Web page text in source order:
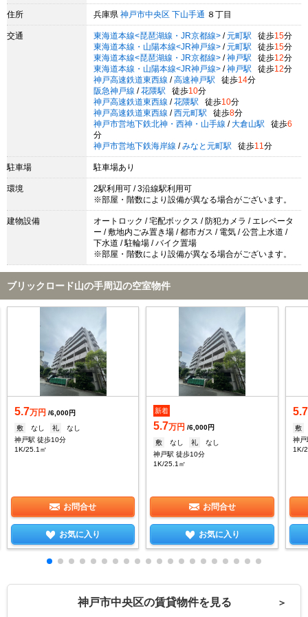
住所 兵庫県 神戸市中央区 下山手通 ８丁目
交通 東海道本線<琵琶湖線・JR京都線> / 元町駅 徒歩15分
東海道本線・山陽本線<JR神戸線> / 元町駅 徒歩15分
東海道本線<琵琶湖線・JR京都線> / 神戸駅 徒歩12分
東海道本線・山陽本線<JR神戸線> / 神戸駅 徒歩12分
神戸高速鉄道東西線 / 高速神戸駅 徒歩14分
阪急神戸線 / 花隈駅 徒歩10分
神戸高速鉄道東西線 / 花隈駅 徒歩10分
神戸高速鉄道東西線 / 西元町駅 徒歩8分
神戸市営地下鉄北神・西神・山手線 / 大倉山駅 徒歩6
分
神戸市営地下鉄海岸線 / みなと元町駅 徒歩11 分
駐車場 駐車場あり
環境
2駅利用可 / 3沿線駅利用可
※部屋・階数により設備が異なる場合がございます。
建物設備
オートロック / 宅配ボックス / 防犯カメラ / エレベータ
ー / 敷地内ごみ置き場 / 都市ガス / 電気 / 公営上水道 /
下水道 / 駐輪場 / バイク置場
※部屋・階数により設備が異なる場合がございます。
ブリックロード山の手周辺の空室物件
5.7万円 /6,000円
敷
なし 礼
なし
神戸駅 徒歩10分
1K/25.1㎡
お問合せ
お気に入り
新着
5.7万円 /6,000円
敷
なし 礼
なし
神戸駅 徒歩10分
1K/25.1㎡
お問合せ
お気に入り
5.7
敷
神
1K/
神戸市中央区の賃貸物件を見る ＞